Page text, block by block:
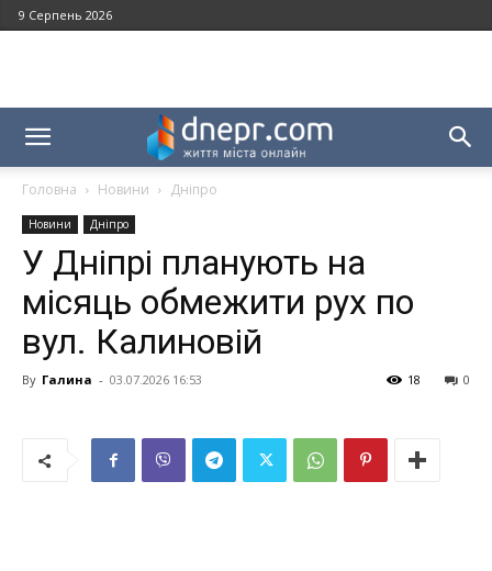
9 Серпень 2026
Головна Новини Дніпро
Новини Дніпро
У Дніпрі планують на
місяць обмежити рух по
вул. Калиновій
By Галина - 03.07.2026 16:53 0
18